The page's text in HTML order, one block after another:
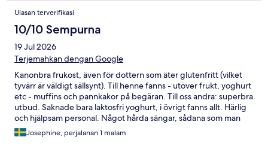
Ulasan terverifikasi
10/10 Sempurna
19 Jul 2026
Terjemahkan dengan Google
Kanonbra frukost, även för dottern som äter glutenfritt (vilket
tyvärr är väldigt sällsynt). Till henne fanns - utöver frukt, yoghurt
etc - muffins och pannkakor på begäran. Till oss andra: superbra
utbud. Saknade bara laktosfri yoghurt, i övrigt fanns allt. Härlig
och hjälpsam personal. Något hårda sängar, sådana som man
liksom sover PÅ, inte i. Kul miljö med många roliga detaljer.
Barnen älskade det.
Josephine, perjalanan 1 malam